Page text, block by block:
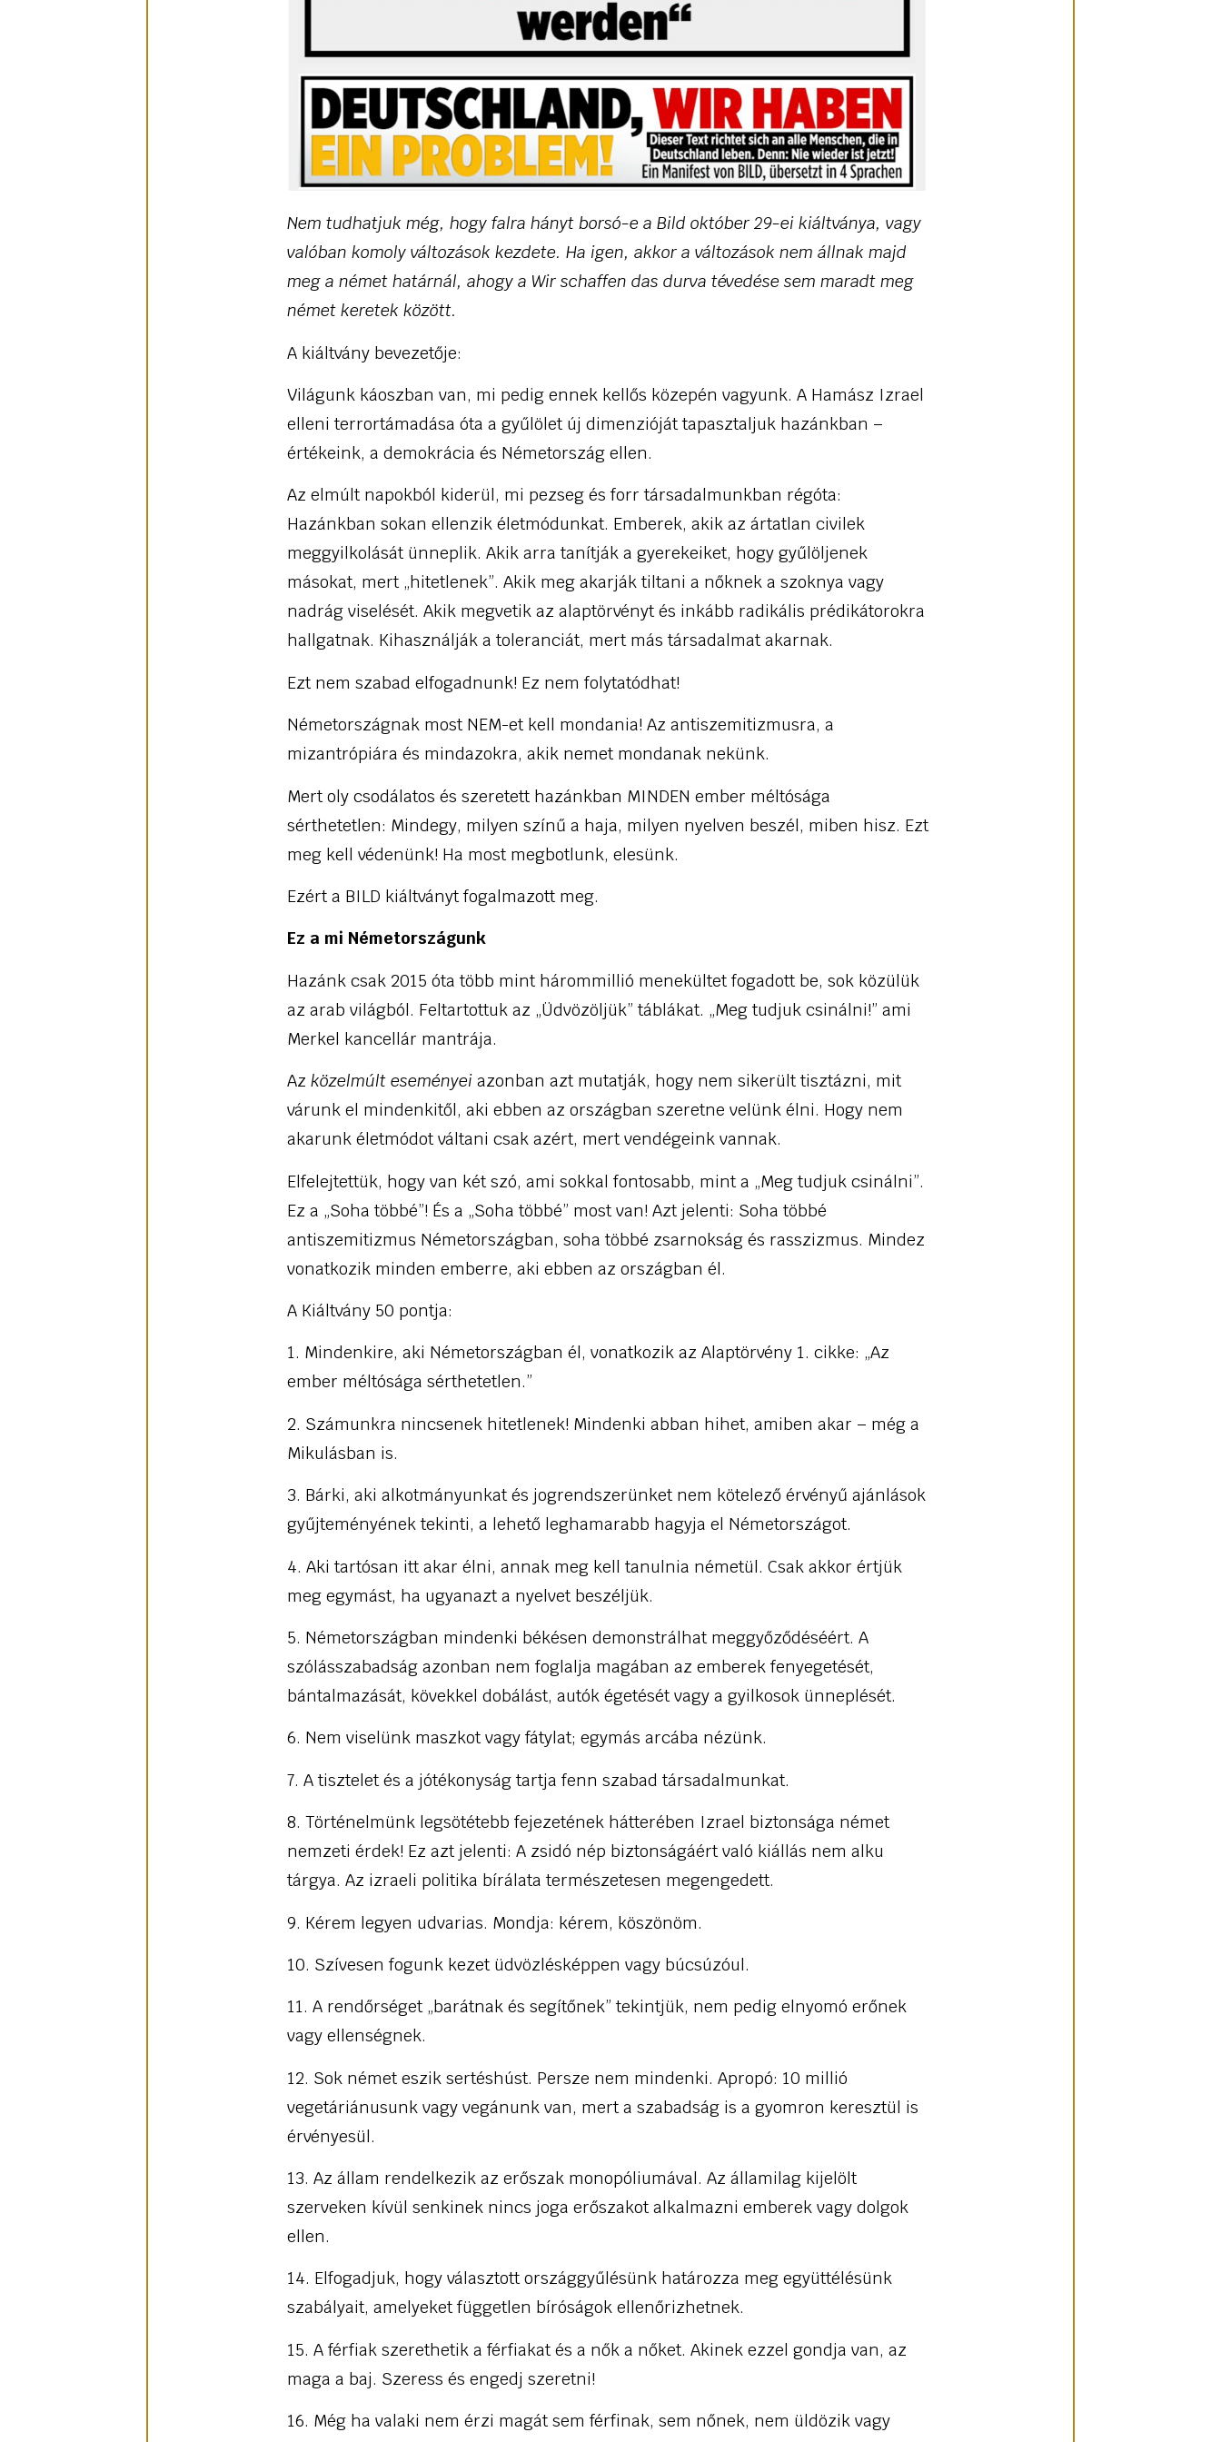
Nem tudhatjuk még, hogy falra hányt borsó-e a Bild október 29-ei kiáltványa, vagy
valóban komoly változások kezdete. Ha igen, akkor a változások nem állnak majd
meg a német határnál, ahogy a Wir schaffen das durva tévedése sem maradt meg
német keretek között.
A kiáltvány bevezetője:
Világunk káoszban van, mi pedig ennek kellős közepén vagyunk. A Hamász Izrael
elleni terrortámadása óta a gyűlölet új dimenzióját tapasztaljuk hazánkban –
értékeink, a demokrácia és Németország ellen.
Az elmúlt napokból kiderül, mi pezseg és forr társadalmunkban régóta:
Hazánkban sokan ellenzik életmódunkat. Emberek, akik az ártatlan civilek
meggyilkolását ünneplik. Akik arra tanítják a gyerekeiket, hogy gyűlöljenek
másokat, mert „hitetlenek”. Akik meg akarják tiltani a nőknek a szoknya vagy
nadrág viselését. Akik megvetik az alaptörvényt és inkább radikális prédikátorokra
hallgatnak. Kihasználják a toleranciát, mert más társadalmat akarnak.
Ezt nem szabad elfogadnunk! Ez nem folytatódhat!
Németországnak most NEM-et kell mondania! Az antiszemitizmusra, a
mizantrópiára és mindazokra, akik nemet mondanak nekünk.
Mert oly csodálatos és szeretett hazánkban MINDEN ember méltósága
sérthetetlen: Mindegy, milyen színű a haja, milyen nyelven beszél, miben hisz. Ezt
meg kell védenünk! Ha most megbotlunk, elesünk.
Ezért a BILD kiáltványt fogalmazott meg.
Ez a mi Németországunk
Hazánk csak 2015 óta több mint hárommillió menekültet fogadott be, sok közülük
az arab világból. Feltartottuk az „Üdvözöljük” táblákat. „Meg tudjuk csinálni!” ami
Merkel kancellár mantrája.
Azközelmúlt eseményei azonban azt mutatják, hogy nem sikerült tisztázni, mit
várunk el mindenkitől, aki ebben az országban szeretne velünk élni. Hogy nem
akarunk életmódot váltani csak azért, mert vendégeink vannak.
Elfelejtettük, hogy van két szó, ami sokkal fontosabb, mint a „Meg tudjuk csinálni”.
Ez a „Soha többé”! És a „Soha többé” most van! Azt jelenti: Soha többé
antiszemitizmus Németországban, soha többé zsarnokság és rasszizmus. Mindez
vonatkozik minden emberre, aki ebben az országban él.
A Kiáltvány 50 pontja:
1. Mindenkire, aki Németországban él, vonatkozik az Alaptörvény 1. cikke: „Az
ember méltósága sérthetetlen.”
2. Számunkra nincsenek hitetlenek! Mindenki abban hihet, amiben akar – még a
Mikulásban is.
3. Bárki, aki alkotmányunkat és jogrendszerünket nem kötelező érvényű ajánlások
gyűjteményének tekinti, a lehető leghamarabb hagyja el Németországot.
4. Aki tartósan itt akar élni, annak meg kell tanulnia németül. Csak akkor értjük
meg egymást, ha ugyanazt a nyelvet beszéljük.
5. Németországban mindenki békésen demonstrálhat meggyőződéséért. A
szólásszabadság azonban nem foglalja magában az emberek fenyegetését,
bántalmazását, kövekkel dobálást, autók égetését vagy a gyilkosok ünneplését.
6. Nem viselünk maszkot vagy fátylat; egymás arcába nézünk.
7. A tisztelet és a jótékonyság tartja fenn szabad társadalmunkat.
8. Történelmünk legsötétebb fejezetének hátterében Izrael biztonsága német
nemzeti érdek! Ez azt jelenti: A zsidó nép biztonságáért való kiállás nem alku
tárgya. Az izraeli politika bírálata természetesen megengedett.
9. Kérem legyen udvarias. Mondja: kérem, köszönöm.
10. Szívesen fogunk kezet üdvözlésképpen vagy búcsúzóul.
11. A rendőrséget „barátnak és segítőnek” tekintjük, nem pedig elnyomó erőnek
vagy ellenségnek.
12. Sok német eszik sertéshúst. Persze nem mindenki. Apropó: 10 millió
vegetáriánusunk vagy vegánunk van, mert a szabadság is a gyomron keresztül is
érvényesül.
13. Az állam rendelkezik az erőszak monopóliumával. Az államilag kijelölt
szerveken kívül senkinek nincs joga erőszakot alkalmazni emberek vagy dolgok
ellen.
14. Elfogadjuk, hogy választott országgyűlésünk határozza meg együttélésünk
szabályait, amelyeket független bíróságok ellenőrizhetnek.
15. A férfiak szerethetik a férfiakat és a nők a nőket. Akinek ezzel gondja van, az
maga a baj. Szeress és engedj szeretni!
16. Még ha valaki nem érzi magát sem férfinak, sem nőnek, nem üldözik vagy